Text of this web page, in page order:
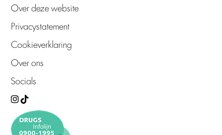
Over deze website
Privacystatement
Cookieverklaring
Over ons
Socials